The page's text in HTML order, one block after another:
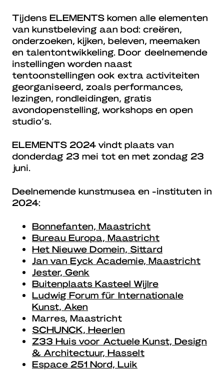
Tijdens ELEMENTS komen alle elementen
van kunstbeleving aan bod: creëren,
onderzoeken, kijken, beleven, meemaken
en talentontwikkeling. Door deelnemende
instellingen worden naast
tentoonstellingen ook extra activiteiten
georganiseerd, zoals performances,
lezingen, rondleidingen, gratis
avondopenstelling, workshops en open
studio’s.
ELEMENTS 2024 vindt plaats van
donderdag 23 mei tot en met zondag 23
juni.
Deelnemende kunstmusea en -instituten in
2024:
Bonnefanten, Maastricht
Bureau Europa, Maastricht
Het Nieuwe Domein, Sittard
Jan van Eyck Academie, Maastricht
Jester, Genk
Buitenplaats Kasteel Wijlre
Ludwig Forum für Internationale
Kunst, Aken
Marres, Maastricht
SCHUNCK, Heerlen
Z33 Huis voor Actuele Kunst, Design
& Architectuur, Hasselt
Espace 251 Nord, Luik